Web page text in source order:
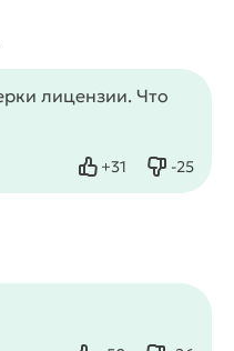
лицензии. Что
+31
Нравится -25
Не